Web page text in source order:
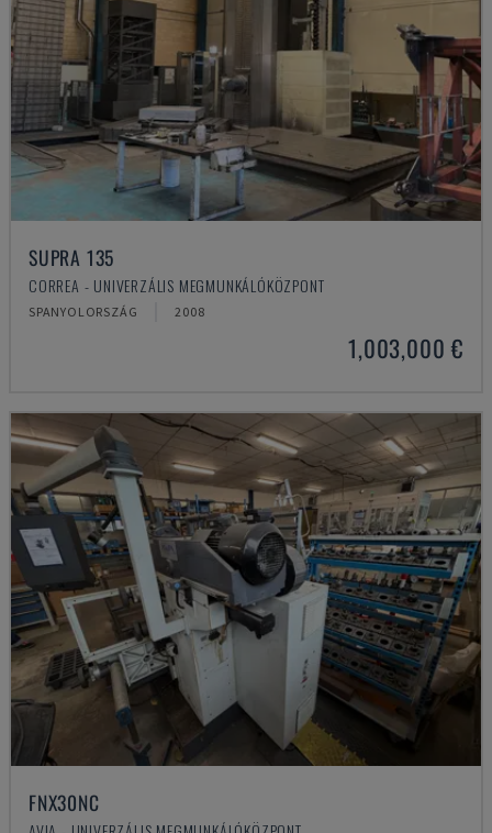
SUPRA 135
CORREA - UNIVERZÁLIS MEGMUNKÁLÓKÖZPONT
SPANYOLORSZÁG 2008
1,003,000 €
FNX30NC